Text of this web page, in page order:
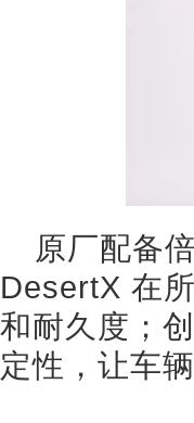
原厂配备
DesertX 在
和耐久度；
定性，让车